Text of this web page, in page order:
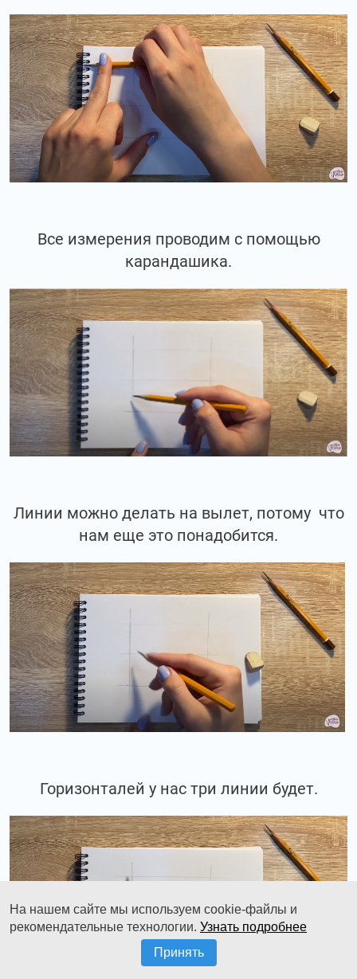
Все измерения проводим с помощью
карандашика.
Линии можно делать на вылет, потому что
нам еще это понадобится.
Горизонталей у нас три линии будет.
На нашем сайте мы используем cookie-файлы и
рекомендательные технологии. Узнать подробнее
Принять